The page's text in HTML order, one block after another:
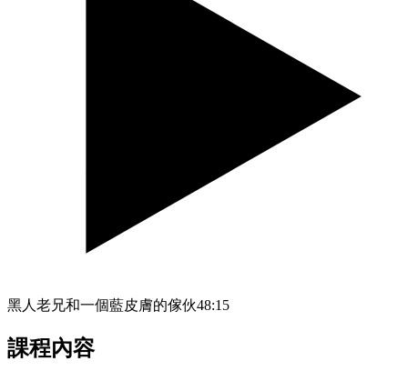
黑人老兄和一個藍皮膚的傢伙48:15
課程內容